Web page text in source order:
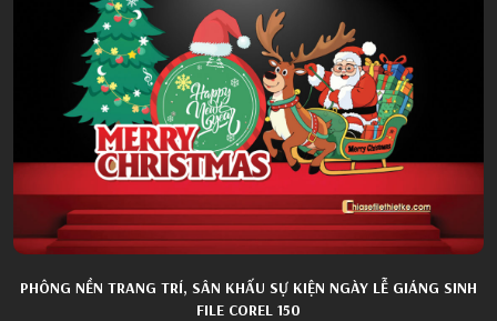
PHÔNG NỀN TRANG TRÍ, SÂN KHẤU SỰ KIỆN NGÀY LỄ GIÁNG SINH
FILE COREL 150